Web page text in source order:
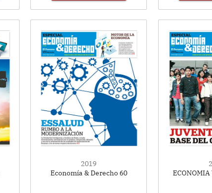
2019
Economía & Derecho 60
ECONOMIA